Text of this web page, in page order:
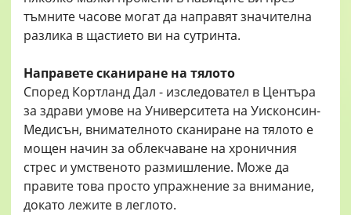
тъмните часове могат да направят значителна
разлика в щастието ви на сутринта.
Направете сканиране на тялото
Според Кортланд Дал - изследовател в Центъра
за здрави умове на Университета на Уисконсин-
Медисън, внимателното сканиране на тялото е
мощен начин за облекчаване на хроничния
стрес и умственото размишление. Може да
правите това просто упражнение за внимание,
докато лежите в леглото.